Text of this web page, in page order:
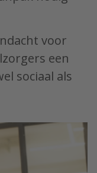
voor
een
sociaal als